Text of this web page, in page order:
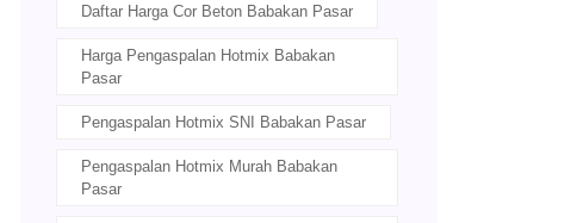
Daftar Harga Cor Beton Babakan Pasar
Harga Pengaspalan Hotmix Babakan
Pasar
Pengaspalan Hotmix SNI Babakan Pasar
Pengaspalan Hotmix Murah Babakan
Pasar